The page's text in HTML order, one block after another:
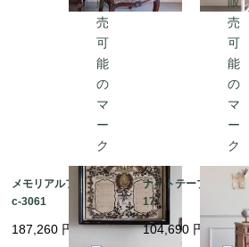
メモリアルフレーム F
c-3061
187,260 円
ナイトテーブル Fc30
17
104,690 円